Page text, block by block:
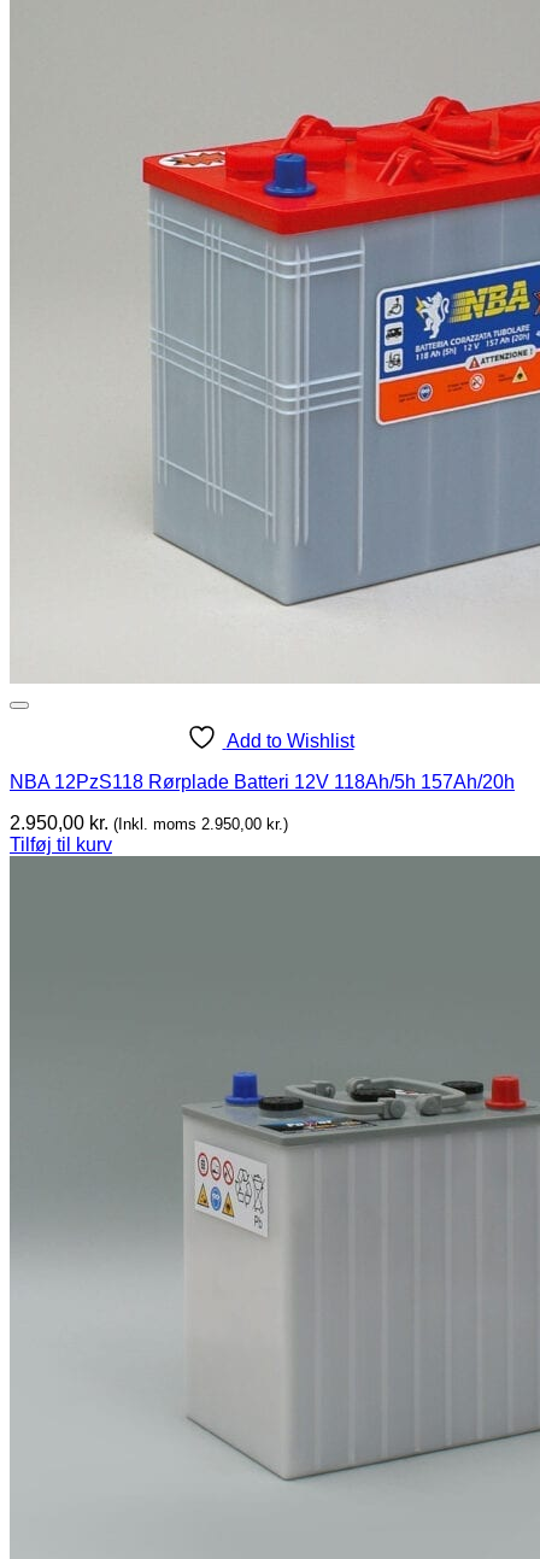
Add to Wishlist
NBA 12PzS118 Rørplade Batteri 12V 118Ah/5h 157Ah/20h
2.950,00 kr. (Inkl. moms 2.950,00 kr.)
Tilføj til kurv